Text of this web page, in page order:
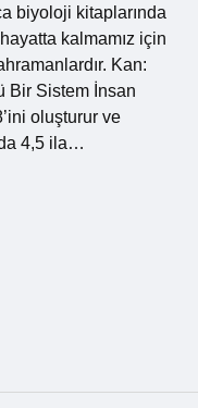
biyoloji kitaplarında
kalmamız için
Kan:
Bir Sistem İnsan
oluşturur ve
4,5 ila…